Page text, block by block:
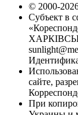
© 2000-
Субъект в
сайте,
При